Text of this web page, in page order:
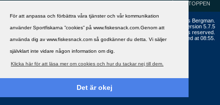
För att anpassa och förbättra våra tjänster och vår kommunikation
använder Sportfiskarna ”cookies” på www.fiskesnack.com.Genom att
använda dig av www.fiskesnack.com så godkänner du detta. Vi säljer
självklart inte vidare någon information om dig.
Klicka här för att läsa mer om cookies och hur du tackar nej till dem.
Det är okej
GÅ TILL TOPPEN
Copyright ©2002 - 2021, FiskeSnack.com. Grundad 2002 av Anders Bergman.
Powered byvBulletin®
Version 5.7.5
Copyright © 2026 MH Sub I, LLC dba vBulletin. All rights reserved.
All times are GMT+1. This page was generated at 08:55.